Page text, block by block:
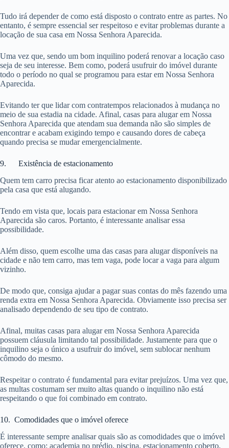
Tudo irá depender de como está disposto o contrato entre as partes. No
entanto, é sempre essencial ser respeitoso e evitar problemas durante a
locação de sua casa em Nossa Senhora Aparecida.
Uma vez que, sendo um bom inquilino poderá renovar a locação caso
seja de seu interesse. Bem como, poderá usufruir do imóvel durante
todo o período no qual se programou para estar em Nossa Senhora
Aparecida.
Evitando ter que lidar com contratempos relacionados à mudança no
meio de sua estadia na cidade. Afinal, casas para alugar em Nossa
Senhora Aparecida que atendam sua demanda não são simples de
encontrar e acabam exigindo tempo e causando dores de cabeça
quando precisa se mudar emergencialmente.
9. Existência de estacionamento
Quem tem carro precisa ficar atento ao estacionamento disponibilizado
pela casa que está alugando.
Tendo em vista que, locais para estacionar em Nossa Senhora
Aparecida são caros. Portanto, é interessante analisar essa
possibilidade.
Além disso, quem escolhe uma das casas para alugar disponíveis na
cidade e não tem carro, mas tem vaga, pode locar a vaga para algum
vizinho.
De modo que, consiga ajudar a pagar suas contas do mês fazendo uma
renda extra em Nossa Senhora Aparecida. Obviamente isso precisa ser
analisado dependendo de seu tipo de contrato.
Afinal, muitas casas para alugar em Nossa Senhora Aparecida
possuem cláusula limitando tal possibilidade. Justamente para que o
inquilino seja o único a usufruir do imóvel, sem sublocar nenhum
cômodo do mesmo.
Respeitar o contrato é fundamental para evitar prejuízos. Uma vez que,
as multas costumam ser muito altas quando o inquilino não está
respeitando o que foi combinado em contrato.
10. Comodidades que o imóvel oferece
É interessante sempre analisar quais são as comodidades que o imóvel
oferece, como: academia no prédio, piscina, estacionamento coberto,